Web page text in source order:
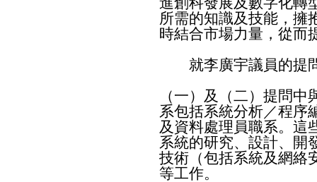
所需的知識及技能，擁
時結合市場力量，從而
就李廣宇議員的提
（一）及（二）提問
系包括系統分析／程序
及資料處理員職系。這
系統的研究、設計、開
技術（包括系統及網絡
等工作。